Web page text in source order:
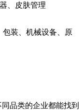
、皮肤管理
包装、机械设备、原
品类的企业都能找到